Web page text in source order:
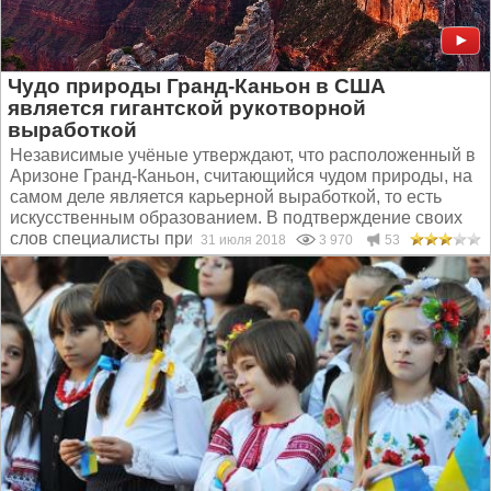
Чудо природы Гранд-Каньон в США
является гигантской рукотворной
выработкой
Независимые учёные утверждают, что расположенный в
Аризоне Гранд-Каньон, считающийся чудом природы, на
самом деле является карьерной выработкой, то есть
искусственным образованием. В подтверждение своих
слов специалисты приводят ряд доводов. Официально...
31 июля 2018 3 970 53